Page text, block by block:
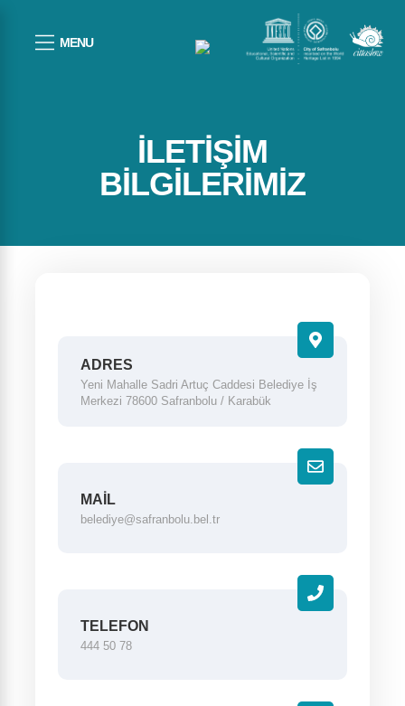
MENU
İLETIŞIM
BILGILERIMIZ
ADRES
Yeni Mahalle Sadri Artuç Caddesi Belediye İş
Merkezi 78600 Safranbolu / Karabük
MAIL
belediye@safranbolu.bel.tr
TELEFON
444 50 78